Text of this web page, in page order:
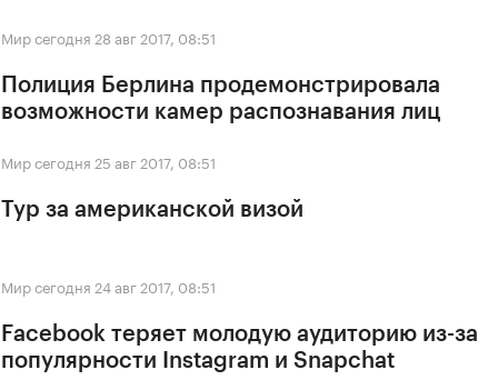
Мир сегодня 28 авг 2017, 08:51
Полиция Берлина продемонстрировала
возможности камер распознавания лиц
Мир сегодня 25 авг 2017, 08:51
Тур за американской визой
Мир сегодня 24 авг 2017, 08:51
Facebook теряет молодую аудиторию из-за
популярности Instagram и Snapchat